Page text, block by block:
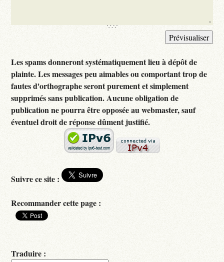
Les spams donneront systématiquement lieu à dépôt de
plainte. Les messages peu aimables ou comportant trop de
fautes d'orthographe seront purement et simplement
supprimés sans publication. Aucune obligation de
publication ne pourra être opposée au webmaster, sauf
éventuel droit de réponse dûment justifié.
Suivre ce site :
Recommander cette page :
Traduire :